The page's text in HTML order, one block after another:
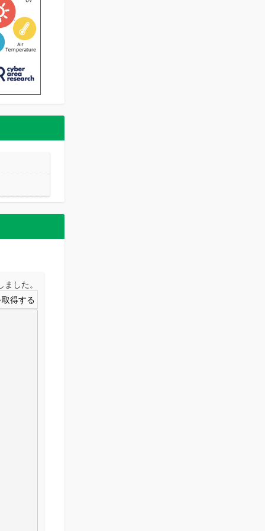
した。